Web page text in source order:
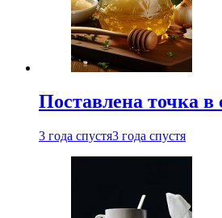
Поставлена точка
3 года спустя3 года спустя